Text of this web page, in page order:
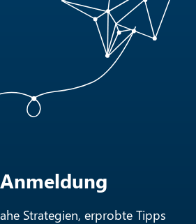
Strategien, erprobte Tipps